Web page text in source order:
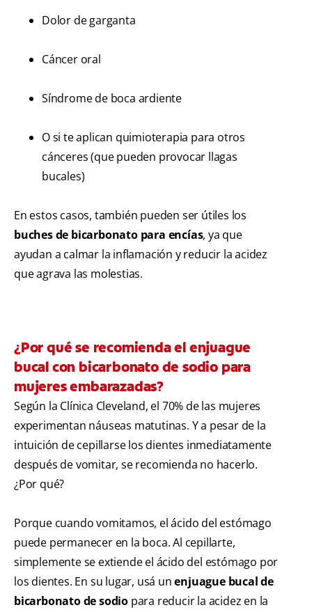
Dolor de garganta
Cáncer oral
Síndrome de boca ardiente
O si te aplican quimioterapia para otros
cánceres (que pueden provocar llagas
bucales)
En estos casos, también pueden ser útiles los
buches de bicarbonato para encías, ya que
ayudan a calmar la inflamación y reducir la acidez
que agrava las molestias.
¿Por qué se recomienda el enjuague
bucal con bicarbonato de sodio para
mujeres embarazadas?
Según la Clínica Cleveland, el 70% de las mujeres
experimentan náuseas matutinas. Y a pesar de la
intuición de cepillarse los dientes inmediatamente
después de vomitar, se recomienda no hacerlo.
¿Por qué?
Porque cuando vomitamos, el ácido del estómago
puede permanecer en la boca. Al cepillarte,
simplemente se extiende el ácido del estómago por
los dientes. En su lugar, usá unenjuague bucal de
bicarbonato de sodio para reducir la acidez en la